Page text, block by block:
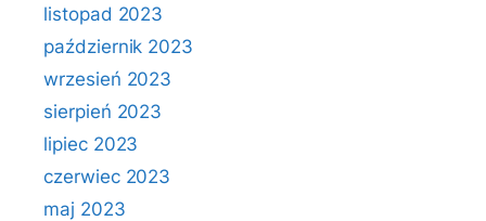
listopad 2023
październik 2023
wrzesień 2023
sierpień 2023
lipiec 2023
czerwiec 2023
maj 2023